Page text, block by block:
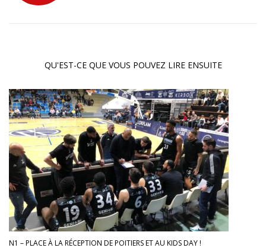
QU'EST-CE QUE VOUS POUVEZ LIRE ENSUITE
N1 – PLACE À LA RÉCEPTION DE POITIERS ET AU KIDS DAY !